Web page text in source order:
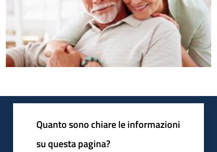
Quanto sono chiare le informazioni
su questa pagina?